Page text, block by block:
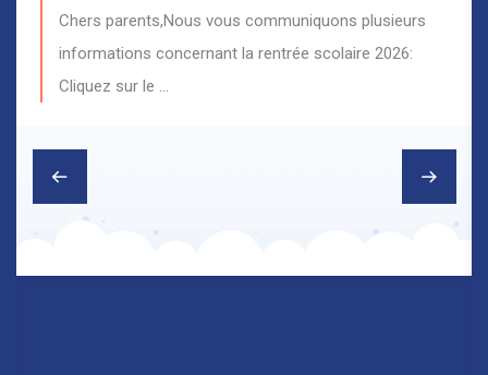
Chers parents,Nous vous communiquons plusieurs
informations concernant la rentrée scolaire 2026:
Cliquez sur le …